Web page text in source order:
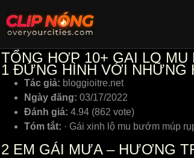
TỔNG HỢP 10+ GAI LO
1 ĐỨNG HÌNH VỚI NHỮNG
Tác giả: bloggioitre.net
Ngày đăng: 03/17/2022
Đánh giá: 4.94 (862 vote)
Tóm tắt: · Gái xinh lộ mu bướm múp
2 EM GÁI MƯA – HƯƠNG